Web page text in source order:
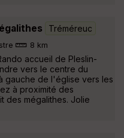
Tréméreuc
8 km
accueil de Pleslin-
vers le centre du
gauche de l'église vers les
à proximité des
des mégalithes. Jolie